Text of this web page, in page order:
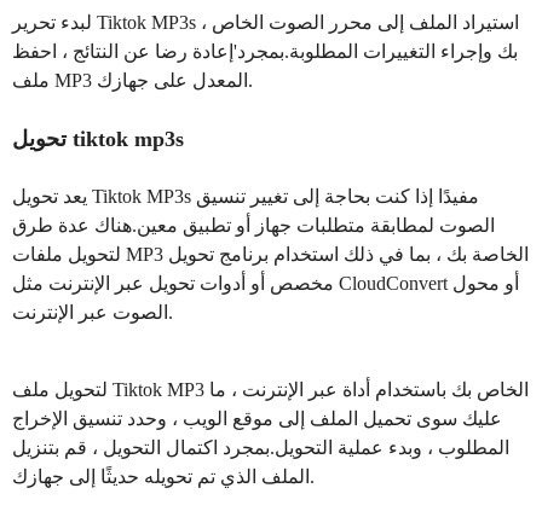
لبدء تحرير Tiktok MP3s ، استيراد الملف إلى محرر الصوت الخاص
بك وإجراء التغييرات المطلوبة.بمجرد'إعادة رضا عن النتائج ، احفظ
ملف MP3 المعدل على جهازك.
تحويل tiktok mp3s
يعد تحويل Tiktok MP3s مفيدًا إذا كنت بحاجة إلى تغيير تنسيق
الصوت لمطابقة متطلبات جهاز أو تطبيق معين.هناك عدة طرق
لتحويل ملفات MP3 الخاصة بك ، بما في ذلك استخدام برنامج تحويل
مخصص أو أدوات تحويل عبر الإنترنت مثل CloudConvert أو محول
الصوت عبر الإنترنت.
لتحويل ملف Tiktok MP3 الخاص بك باستخدام أداة عبر الإنترنت ، ما
عليك سوى تحميل الملف إلى موقع الويب ، وحدد تنسيق الإخراج
المطلوب ، وبدء عملية التحويل.بمجرد اكتمال التحويل ، قم بتنزيل
الملف الذي تم تحويله حديثًا إلى جهازك.